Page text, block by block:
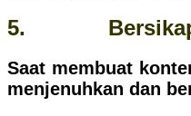
5. Bersikap
Saat membuat
menjenuhkan dan